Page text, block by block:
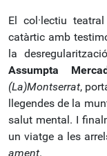
El col·lectiu teatral
catàrtic amb
la
Assumpta
(La)Montserrat,
llegendes de la
salut mental. I
un viatge a les
ament.